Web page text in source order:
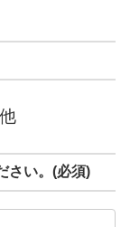
さい。(必須)